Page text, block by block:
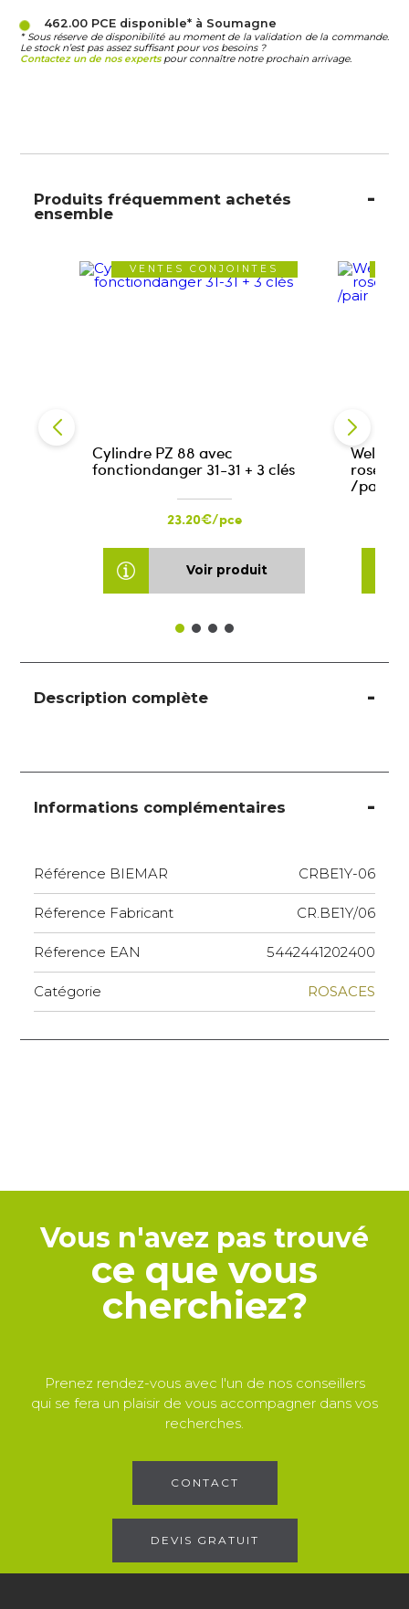
462.00 PCEdisponible* à Soumagne
* Sous réserve de disponibilité au moment de la validation de la commande.
Le stock n’est pas assez suffisant pour vos besoins ?
Contactez un de nos expertspour connaître notre prochain arrivage.
Produits fréquemment achetés
ensemble
VENTES CONJOINTES
Cylindre PZ 88 avec
fonctiondanger 31-31 + 3 clés
23.20€/pce
Voir produit
Welded
rose
/pair
Description complète
Informations complémentaires
Référence BIEMAR CRBE1Y-06
Réference Fabricant CR.BE1Y/06
Réference EAN 5442441202400
Catégorie ROSACES
Vous n'avez pas trouvé
ce que vous
cherchiez?
Prenez rendez-vous avec l'un de nos conseillers
qui se fera un plaisir de vous accompagner dans vos
recherches.
CONTACT
DEVIS GRATUIT